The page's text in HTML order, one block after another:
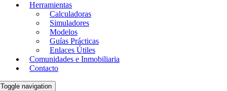
Herramientas
Calculadoras
Simuladores
Modelos
Guías Prácticas
Enlaces Útiles
Comunidades e Inmobiliaria
Contacto
Toggle navigation